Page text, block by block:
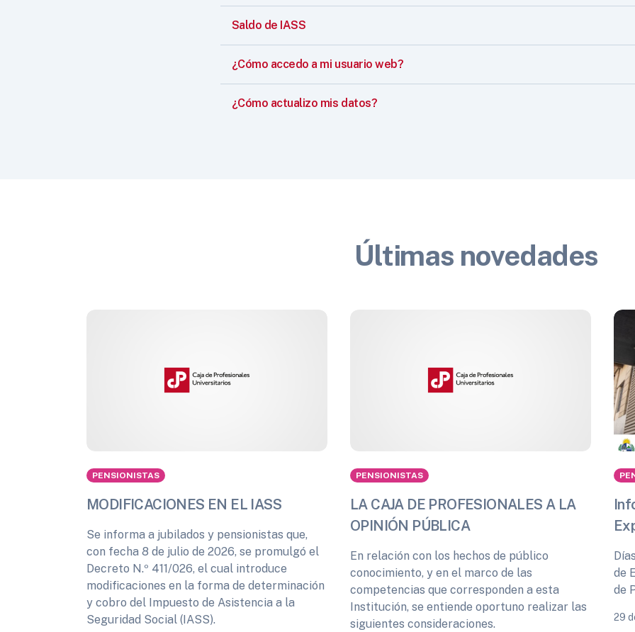
Saldo de IASS
¿Cómo accedo a mi usuario web?
¿Cómo actualizo mis datos?
Últimas novedades
PENSIONISTAS
MODIFICACIONES EN EL IASS
Se informa a jubilados y pensionistas que,
con fecha 8 de julio de 2026, se promulgó el
Decreto N.º 411/026, el cual introduce
modificaciones en la forma de determinación
y cobro del Impuesto de Asistencia a la
Seguridad Social (IASS).
PENSIONISTAS
LA CAJA DE PROFESIONALES A LA
OPINIÓN PÚBLICA
En relación con los hechos de público
conocimiento, y en el marco de las
competencias que corresponden a esta
Institución, se entiende oportuno realizar las
siguientes consideraciones.
de
de
29